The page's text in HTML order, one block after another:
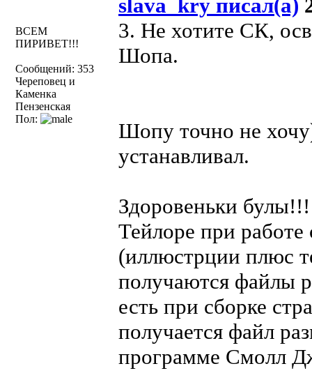
ВСЕМ
ПИРИВЕТ!!!
Сообщений: 353
Череповец и
Каменка
Пензенская
Пол:
slava_kry писал(а)
3. Не хотите СК,
Шопа.
Шопу точно не
устанавливал.
Здоровеньки
Тейлоре при
(иллюстрции плюс
получаются файлы
есть при сборке
получается файл
программе Смолл